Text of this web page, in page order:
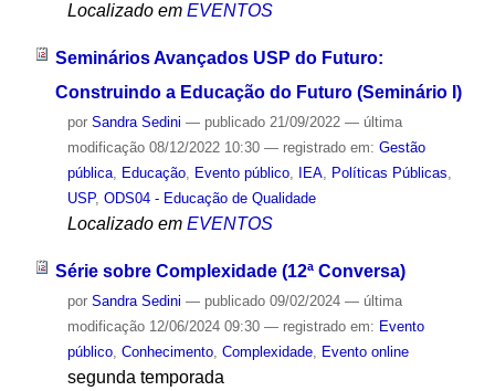
Localizado em EVENTOS
Seminários Avançados USP do Futuro:
Construindo a Educação do Futuro (Seminário I)
por Sandra Sedini — publicado21/09/2022 — última
modificação08/12/2022 10:30 — registrado em: Gestão
pública, Educação, Evento público, IEA, Políticas Públicas,
USP, ODS04 - Educação de Qualidade
Localizado em EVENTOS
Série sobre Complexidade (12ª Conversa)
por Sandra Sedini — publicado09/02/2024 — última
modificação12/06/2024 09:30 — registrado em: Evento
público, Conhecimento, Complexidade, Evento online
segunda temporada